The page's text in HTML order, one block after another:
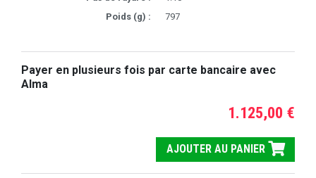
Poids (g) :
797
Payer en plusieurs fois par carte bancaire avec
Alma
1.125,00 €
AJOUTER AU PANIER